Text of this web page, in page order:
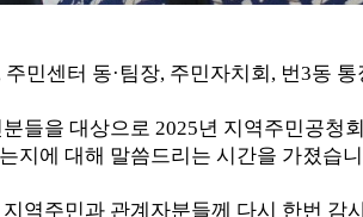
주민센터 동· 팀장, 주민자치회 , 번3동 통
들을 대상으로 2025년 지역주민공청
지에 대해 말씀드리는 시간을 가졌습
역주민과 관계자분들께 다시 한번 감